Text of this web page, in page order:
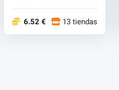
6.52 € 13 tiendas